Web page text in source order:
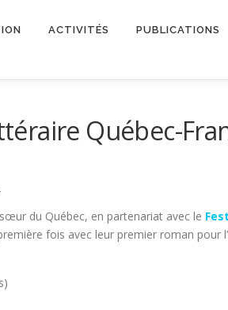
ACTIVITÉS PUBLICATIONS
Québec-
du Québec, en partenariat avec le
fois avec leur premier roman pour